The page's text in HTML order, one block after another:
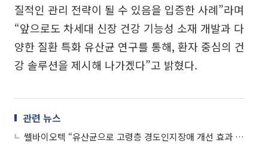
질적인 관리 전략이 될 수 있음을 입증한 사례”라며
“앞으로도 차세대 신장 건강 기능성 소재 개발과 다
양한 질환 특화 유산균 연구를 통해, 환자 중심의 건
강 솔루션을 제시해 나가겠다”고 밝혔다.
관련 뉴스
쎌바이오텍 “유산균으로 고령층 경도인지장애 개선 효과 입증”